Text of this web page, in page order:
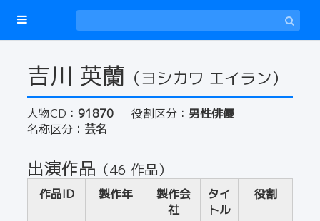
吉川 英蘭 （ヨシカワ エイラン）
人物CD： 91870 役割区分： 男性俳優
名称区分： 芸名
出演作品 （46 作品）
作品ID 製作年
製作会
社
タイ
トル
役割